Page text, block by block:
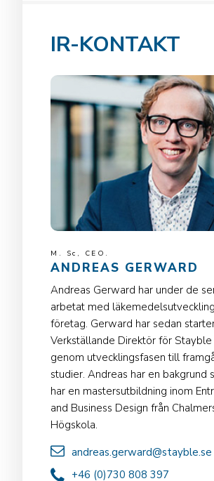
IR-KONTAKT
M. Sc, CEO.
ANDREAS GERWARD
Andreas Gerward har under de
arbetat med
företag. Gerward har sedan
Verkställande Direktör för
genom utvecklingsfasen till
studier. Andreas har en bakgrund
har en mastersutbildning inom
and Business Design från
Högskola.
andreas.gerward@stayble.se
+46 (0)730 808 397